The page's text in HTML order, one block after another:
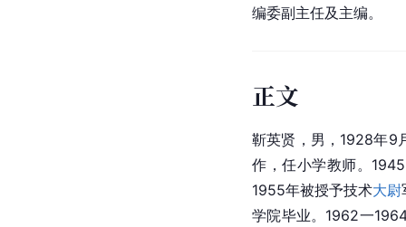
编委副主任及主编。
正文
靳英贤，男，1928年9
作，任小学教师。
1955年被授予技术大尉
学院毕业。1962一